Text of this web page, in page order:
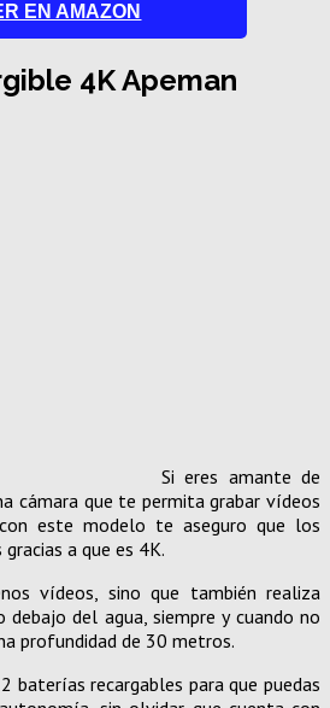
EN AMAZON
4K Apeman
Si eres amante de
cámara que te permita grabar vídeos
este modelo te aseguro que los
a que es 4K.
vídeos, sino que también realiza
debajo del agua, siempre y cuando no
profundidad de 30 metros.
baterías recargables para que puedas